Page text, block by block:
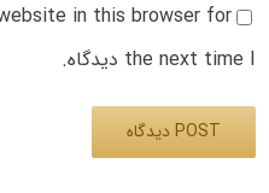
in this browser for
the next time I دیدگاه.